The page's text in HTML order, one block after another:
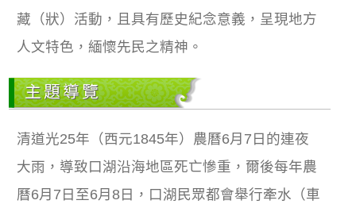
藏（狀）活動，且具有歷史紀念意義，呈現地方
人文特色，緬懷先民之精神。
主題導覽
清道光25年（西元1845年）農曆6月7日的連夜
大雨，導致口湖沿海地區死亡慘重，爾後每年農
曆6月7日至6月8日，口湖民眾都會舉行牽水（車